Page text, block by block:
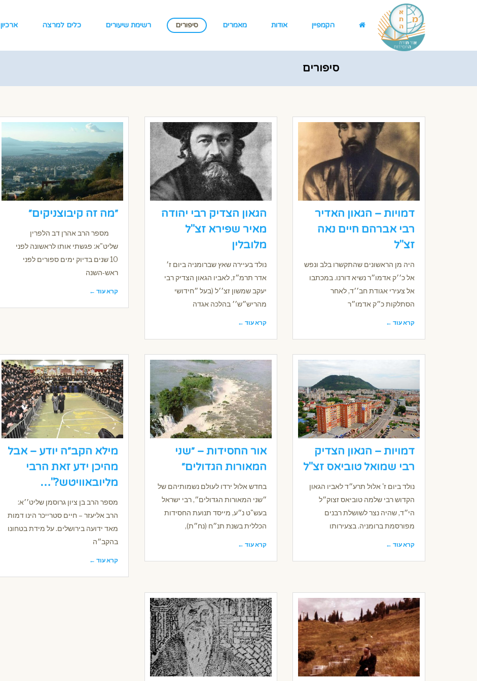
הקמפיין אודות מאמרים סיפורים רשימת שיעורים כלים למרצה ארכיון
סיפורים
דמויות – הגאון האדיר
רבי אברהם חיים נאה
זצ"ל
היה מן הראשונים שהתקשרו בלב ונפש
אל כ׳׳ק אדמו״ר נשיא דורנו. במכתבו
אל צעירי אגודת חב׳׳ד, לאחר
הסתלקות כ״ק אדמו״ר
קרא עוד ←
הגאון הצדיק רבי יהודה
מאיר שפירא זצ"ל
מלובלין
נולד בעיירה שאץ שברומניה ביום ז׳
אדר תרמ״ז, לאביו הגאון הצדיק רבי
יעקב שמשון זצ׳׳ל (בעל ״חידושי
מהריש״ש׳׳ בהלכה אגדה
קרא עוד ←
״מה זה קיבוצניקים״
מספר הרב אהרן דב הלפרין
שליט"א: פגשתי אותו לראשונה לפני
10 שנים בדיוק ימים ספורים לפני
ראש-השנה
קרא עוד ←
דמויות – הגאון הצדיק
רבי שמואל טוביאס זצ"ל
נולד ביום ז' אלול תרע״ד לאביו הגאון
הקדוש רבי שלמה טוביאס זצוק״ל
הי״ד, שהיה נצר לשושלת רבנים
מפורסמת ברומניה. בצעירותו
קרא עוד ←
אור החסידות – ״שני
המאורות הגדולים״
בחדש אלול ירדו לעולם נשמותיהם של
״שני המאורות הגדולים״, רבי ישראל
בעש"ט נ״ע, מייסד תנועת החסידות
הכללית בשנת תנ״ח (נח״ת),
קרא עוד ←
מילא הקב״ה יודע – אבל
מהיכן ידע זאת הרבי
מליובאוויטש?"…
מספר הרב בן ציון גרוסמן שליט׳׳א:
הרב אליעזר – חיים סטרייכר הינו דמות
מאד ידועה בירושלים. על מידת בטחונו
בהקב״ה
קרא עוד ←